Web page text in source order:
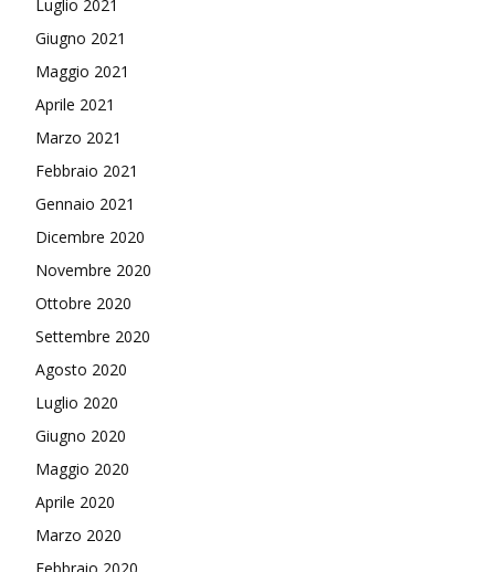
Luglio 2021
Giugno 2021
Maggio 2021
Aprile 2021
Marzo 2021
Febbraio 2021
Gennaio 2021
Dicembre 2020
Novembre 2020
Ottobre 2020
Settembre 2020
Agosto 2020
Luglio 2020
Giugno 2020
Maggio 2020
Aprile 2020
Marzo 2020